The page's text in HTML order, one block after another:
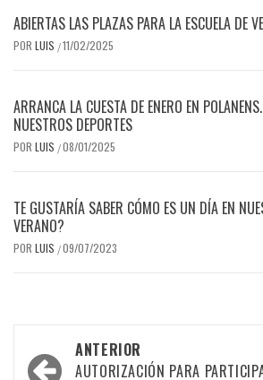
ABIERTAS LAS PLAZAS PARA LA ESCUELA DE
POR LUIS /11/02/2025
ARRANCA LA CUESTA DE ENERO EN
NUESTROS DEPORTES
POR LUIS /08/01/2025
TE GUSTARÍA SABER CÓMO ES UN DÍA EN
VERANO?
POR LUIS /09/07/2023
Navegación
ANTERIOR
AUTORIZACIÓN PARA